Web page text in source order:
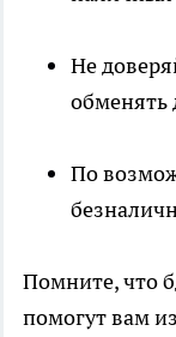
Не
обменять
По
Помните, что
помогут вам